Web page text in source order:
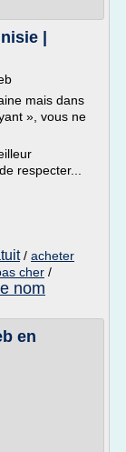
|
mais dans
», vous ne
respecter...
/ acheter
cher /
nom
en